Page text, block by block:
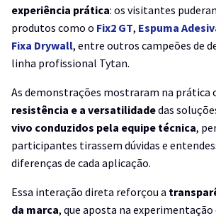
experiência prática: os visitantes
produtos como o Fix2 GT, Espuma
Fixa Drywall, entre outros campeões de
linha profissional Tytan.
As demonstrações mostraram na prática
resistência e a versatilidadedas
vivo conduzidos pela equipe técnica,
participantes tirassem dúvidas e
diferenças de cada aplicação.
Essa interação direta reforçou a
da marca, que aposta na